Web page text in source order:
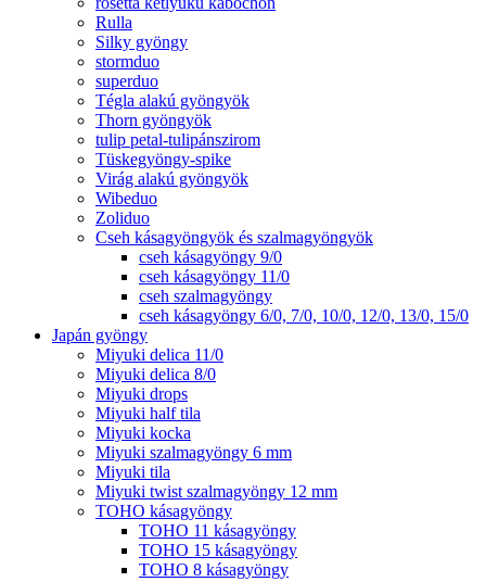
Rulla
Silky gyöngy
stormduo
superduo
Tégla alakú gyöngyök
Thorn gyöngyök
tulip petal-tulipánszirom
Tüskegyöngy-spike
Virág alakú gyöngyök
Wibeduo
Zoliduo
Cseh kásagyöngyök és szalmagyöngyök
cseh kásagyöngy 9/0
cseh kásagyöngy 11/0
cseh szalmagyöngy
cseh kásagyöngy 6/0, 7/0, 10/0, 12/0, 13/0, 15/0
Japán gyöngy
Miyuki delica 11/0
Miyuki delica 8/0
Miyuki drops
Miyuki half tila
Miyuki kocka
Miyuki szalmagyöngy 6 mm
Miyuki tila
Miyuki twist szalmagyöngy 12 mm
TOHO kásagyöngy
TOHO 11 kásagyöngy
TOHO 15 kásagyöngy
TOHO 8 kásagyöngy